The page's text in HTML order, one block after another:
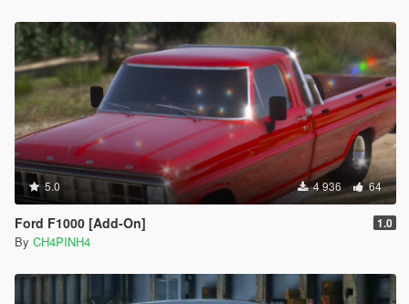
5.0 4 936 64
Ford F1000 [Add-On] 1.0
By CH4PINH4